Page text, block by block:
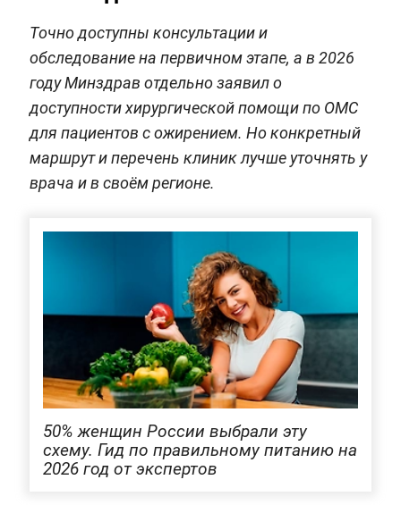
Точно доступны консультации и
обследование на первичном этапе, а в 2026
году Минздрав отдельно заявил о
доступности хирургической помощи по ОМС
для пациентов с ожирением. Но конкретный
маршрут и перечень клиник лучше уточнять у
врача и в своём регионе.
50% женщин России выбрали эту
схему. Гид по правильному питанию на
2026 год от экспертов